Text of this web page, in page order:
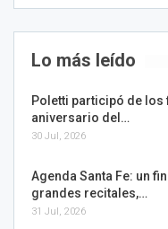
Lo más leído
Poletti participó de los
aniversario del…
30 Jul, 2026
Agenda Santa Fe: un
grandes recitales,…
31 Jul, 2026